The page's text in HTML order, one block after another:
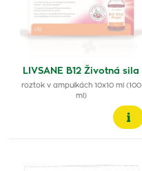
LIVSANE B12 Životná sila
roztok v ampulkách 10x10 ml (100
ml)